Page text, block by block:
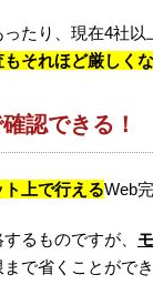
たり、現在4社
それほど厳しく
認できる！
上で行えるWeb
るものですが、
で省くことができ